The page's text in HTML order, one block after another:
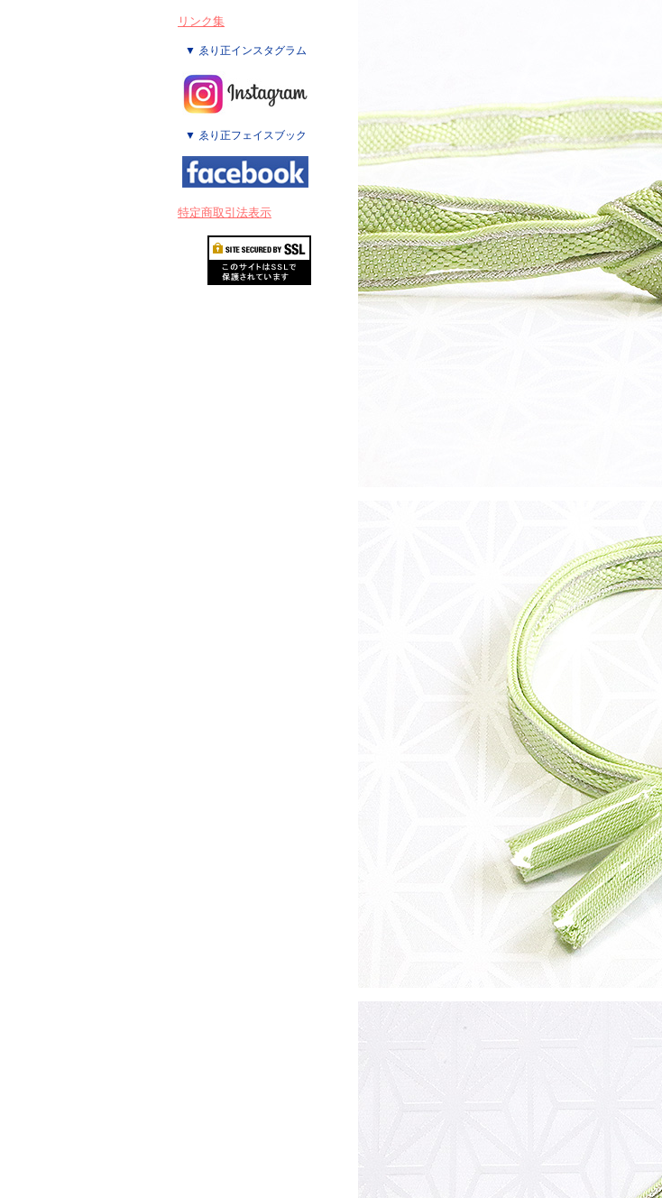
リンク集
▼ ゑり正インスタグラム
▼ ゑり正フェイスブック
特定商取引法表示